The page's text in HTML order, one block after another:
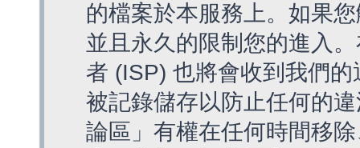
的檔案於本服務上。如果
並且永久的限制您的進入
者 (ISP) 也將會收到我們
被記錄儲存以防止任何的
論區」有權在任何時間移